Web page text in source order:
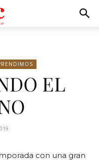
EL
con una gran